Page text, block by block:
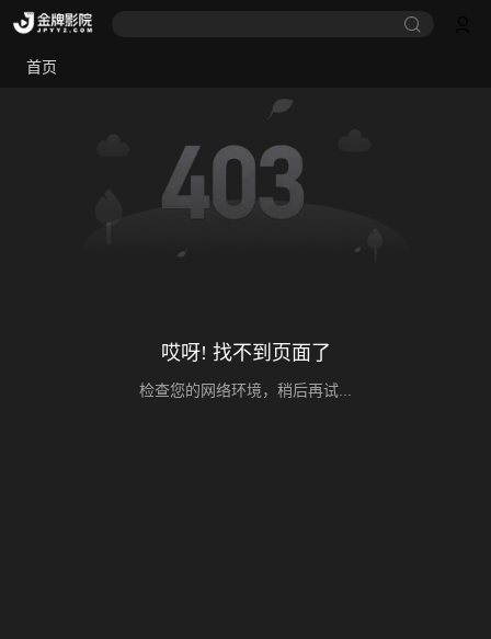
首页
哎呀! 找不到页面了
检查您的网络环境，稍后再试...